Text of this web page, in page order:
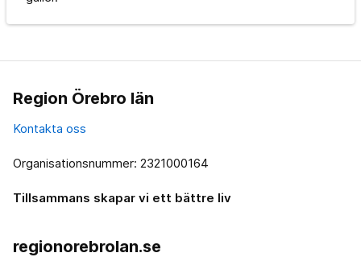
Region Örebro län
Kontakta oss
Organisationsnummer: 2321000164
Tillsammans skapar vi ett bättre liv
regionorebrolan.se